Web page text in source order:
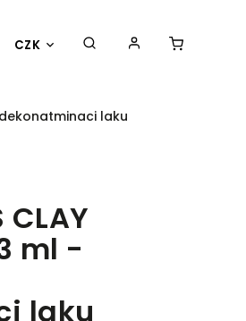
CZK BESTSELLER OBLEČENÍ
dekonatminaci laku
CLAY
ml -
laku